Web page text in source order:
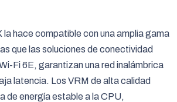
la hace compatible con una amplia gama
que las soluciones de conectividad
Fi 6E, garantizan una red inalámbrica
latencia. Los VRM de alta calidad
de energía estable a la CPU,